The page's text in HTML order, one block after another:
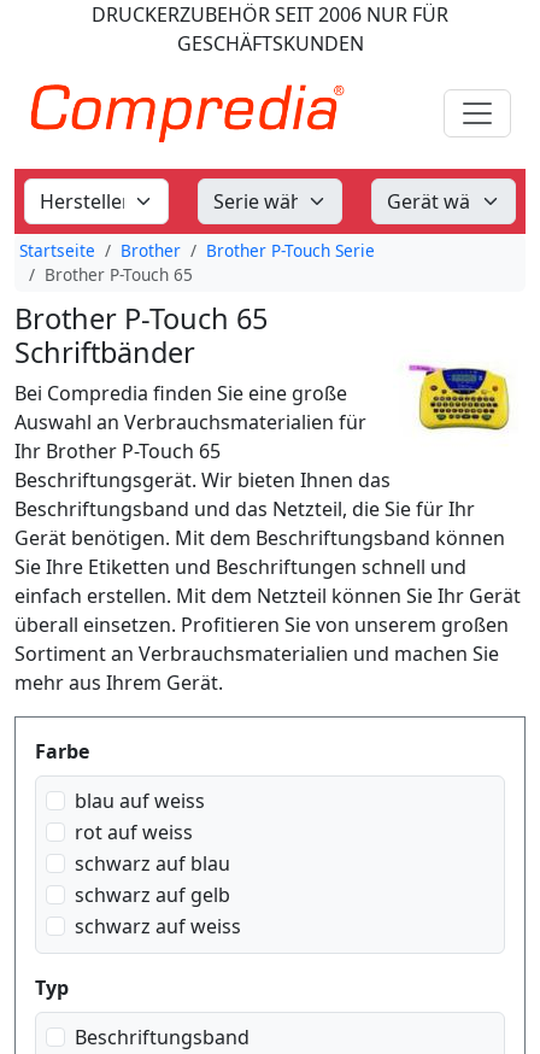
DRUCKERZUBEHÖRSEIT 2006 NUR FÜR
GESCHÄFTSKUNDEN
Startseite Brother
Brother P-Touch Serie
Brother P-Touch 65
Brother P-Touch 65
Schriftbänder
Bei Compredia finden Sie eine große
Auswahl an Verbrauchsmaterialien für
Ihr Brother P-Touch 65
Beschriftungsgerät. Wir bieten Ihnen das
Beschriftungsband und das Netzteil, die Sie für Ihr
Gerät benötigen. Mit dem Beschriftungsband können
Sie Ihre Etiketten und Beschriftungen schnell und
einfach erstellen. Mit dem Netzteil können Sie Ihr Gerät
überall einsetzen. Profitieren Sie von unserem großen
Sortiment an Verbrauchsmaterialien und machen Sie
mehr aus Ihrem Gerät.
Produktfilter
Farbe
blau auf weiss
rot auf weiss
schwarz auf blau
schwarz auf gelb
schwarz auf weiss
Typ
Beschriftungsband